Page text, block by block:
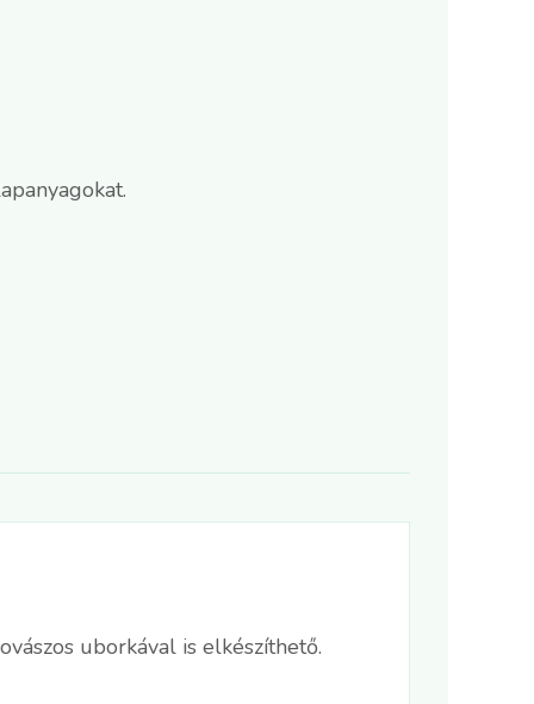
uborkával is elkészíthető.